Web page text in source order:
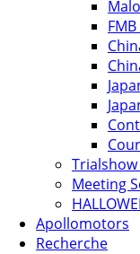
Meeting
Apollomotors
Recherche